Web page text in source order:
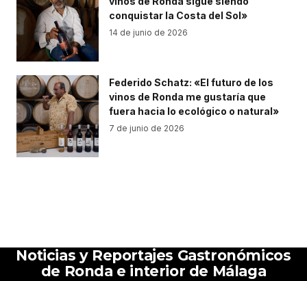
conquistar la Costa del Sol»
14 de junio de 2026
Federido Schatz: «El futuro de los
vinos de Ronda me gustaría que
fuera hacia lo ecológico o natural»
7 de junio de 2026
Noticias y Reportajes Gastronómicos
de Ronda e interior de Málaga